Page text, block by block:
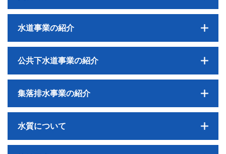
水道事業の紹介
公共下水道事業の紹介
集落排水事業の紹介
水質について